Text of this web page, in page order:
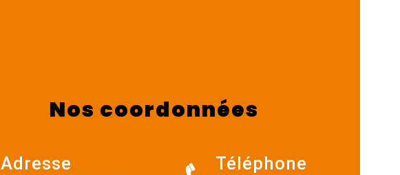
Nos coordonnées
Adresse Téléphone